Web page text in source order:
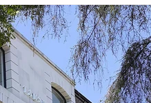
huevo y carne